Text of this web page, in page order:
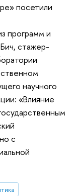
посетили
программ и
стажер-
научного
«Влияние
с